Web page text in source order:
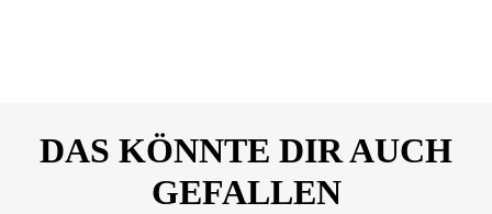
DAS KÖNNTE DIR AUCH
GEFALLEN